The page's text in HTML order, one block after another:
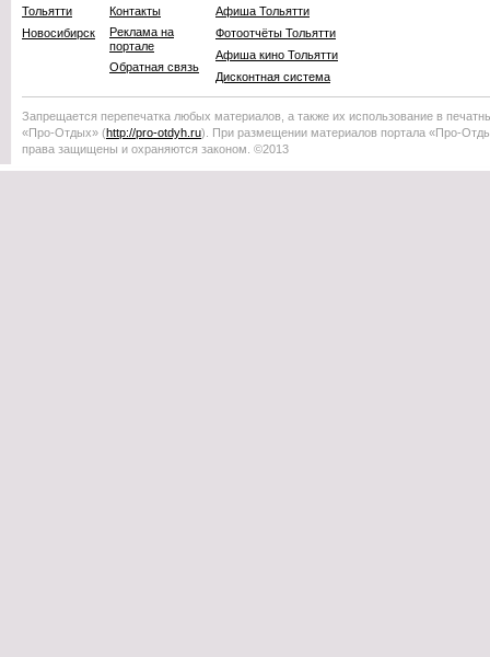
Тольятти
Новосибирск
Контакты
Реклама на
портале
Обратная связь
Афиша Тольятти
Фотоотчёты Тольятти
Афиша кино Тольятти
Дисконтная система
Запрещается перепечатка любых материалов, а также их использование в
«Про-Отдых» (http://pro-otdyh .ru). При размещении материалов портала «Про-
права защищены и охраняются законом. ©2013